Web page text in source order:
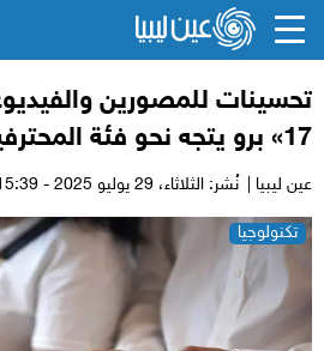
تحسينات للمصورين
17» برو يتجه نحو فئة المحترفين
عين ليبيا | نُشر: الثلاثاء،
تكنولوجيا